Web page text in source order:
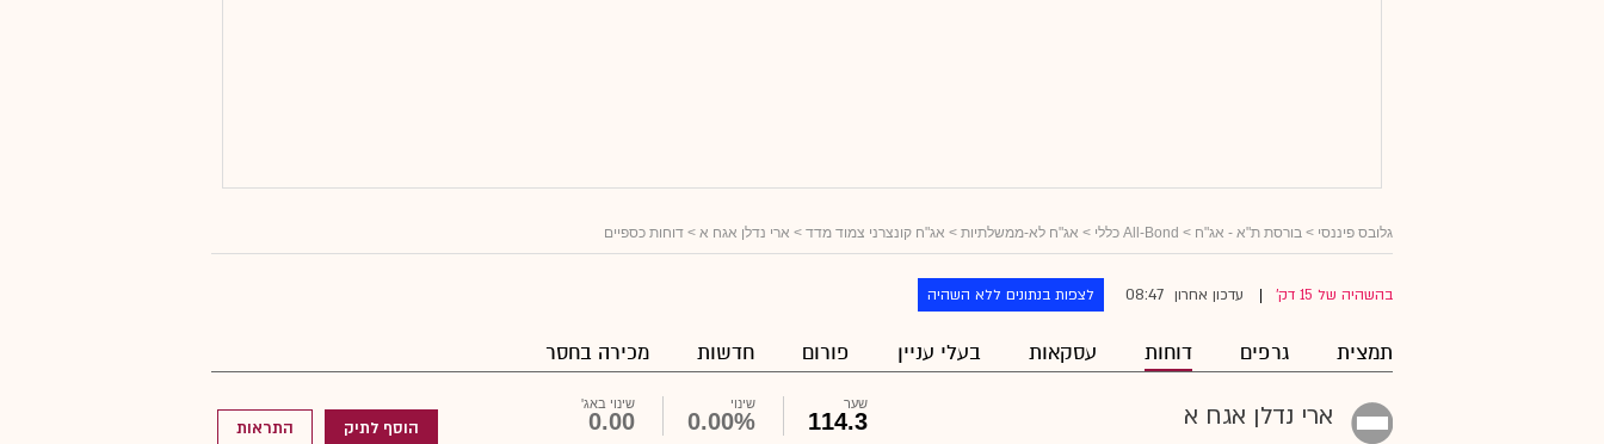
גלובס פיננסי > בורסת ת"א - אג"ח > All-Bond כללי > אג"ח לא-ממשלתיות > אג"ח קונצרני צמוד מדד > ארי נדלן אגח א > דוחות כספיים
בהשהיה של 15 דק' עדכון אחרון 08:47 לצפות בנתונים ללא השהיה
תמצית גרפים דוחות עסקאות בעלי עניין פורום חדשות מכירה בחסר
ארי נדלן אגח א שער
114.3
שינוי
0.00%
שינוי באג'
0.00 הוסף לתיק התראות